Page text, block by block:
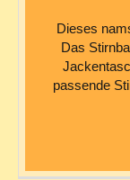
Dieses
Das
passende